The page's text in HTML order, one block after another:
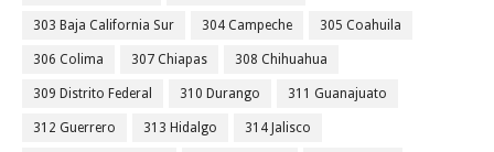
303 Baja California Sur 304 Campeche 305 Coahuila
306 Colima 307 Chiapas 308 Chihuahua
309 Distrito Federal 310 Durango 311 Guanajuato
312 Guerrero 313 Hidalgo 314 Jalisco